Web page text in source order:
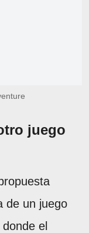
juego
de un juego
el